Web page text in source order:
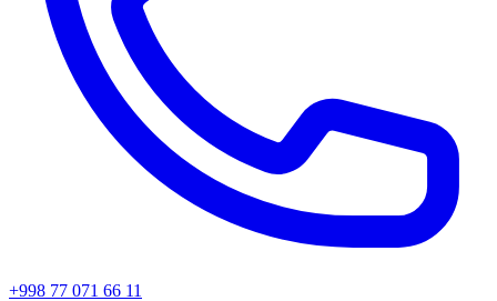
+998 77 071 66 11